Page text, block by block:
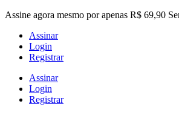
Skip
content
Assine agora mesmo por apenas R$ 69,90
Assinar
Login
Registrar
Assinar
Login
Registrar